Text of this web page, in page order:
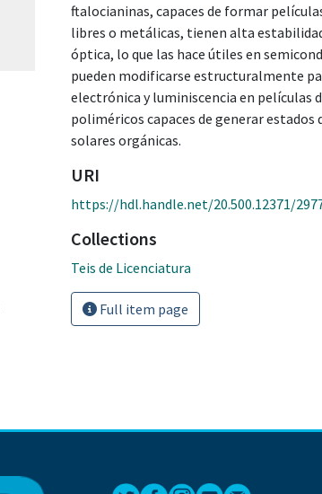
ftalocianinas, capaces de formar
libres o metálicas, tienen alta
óptica, lo que las hace útiles en
pueden modificarse estructuralmente
electrónica y luminiscencia en películas
poliméricos capaces de generar estados
solares orgánicas.
URI
https://hdl.handle.net/20.500.12371/
Collections
Teis de Licenciatura
Full item page